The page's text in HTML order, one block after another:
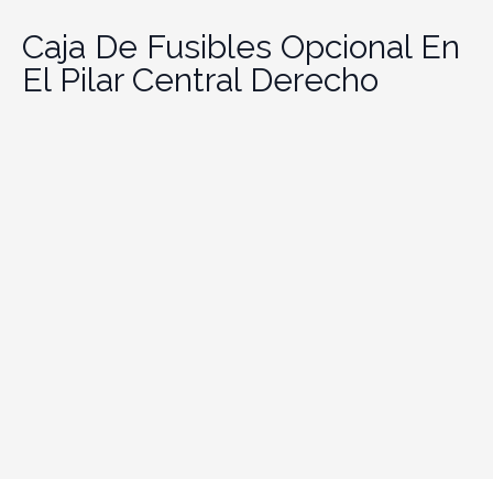
Caja De Fusibles Opcional En
El Pilar Central Derecho